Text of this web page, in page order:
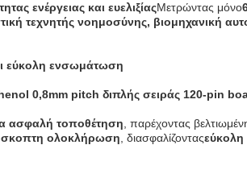
ενέργειας και ευελιξίαςΜετρώντας μόνο
τεχνητής νοημοσύνης, βιομηχανική
εύκολη ενσωμάτωση
0,8mm pitch διπλής σειράς 120-pin
ασφαλή τοποθέτηση , παρέχοντας
ολοκλήρωση , διασφαλίζονταςεύκολη